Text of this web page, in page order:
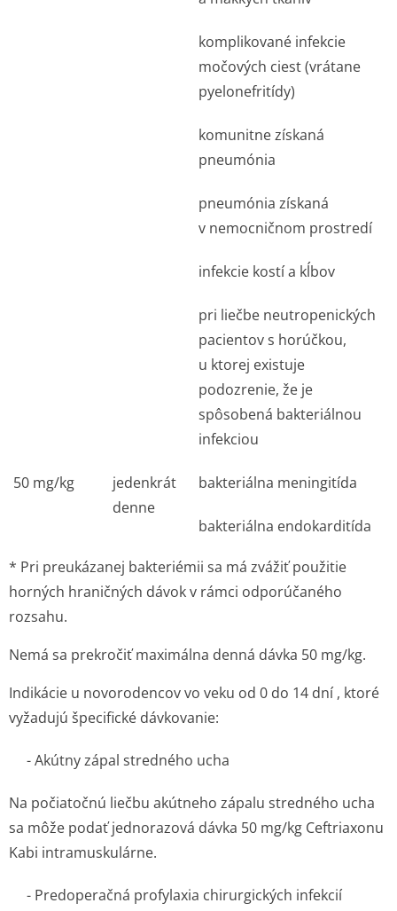
komplikované infekcie
močových ciest (vrátane
pyelonefritídy)
komunitne získaná
pneumónia
pneumónia získaná
v nemocničnom prostredí
infekcie kostí a kĺbov
pri liečbe neutropenických
pacientov s horúčkou,
u ktorej existuje
podozrenie, že je
spôsobená bakteriálnou
infekciou
50 mg/kg
jedenkrát
denne
bakteriálna meningitída
bakteriálna endokarditída
* Pri preukázanej bakteriémii sa má zvážiť použitie
horných hraničných dávok v rámci odporúčaného
rozsahu.
Nemá sa prekročiť maximálna denná dávka 50 mg/kg.
Indikácie u novorodencov vo veku od 0 do 14 dní , ktoré
vyžadujú špecifické dávkovanie:
- Akútny zápal stredného ucha
Na počiatočnú liečbu akútneho zápalu stredného ucha
sa môže podať jednorazová dávka 50 mg/kg Ceftriaxonu
Kabi intramuskulárne.
- Predoperačná profylaxia chirurgických infekcií